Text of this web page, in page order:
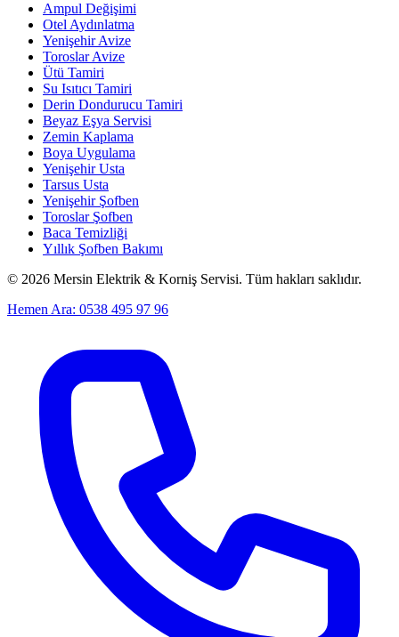
Ampul Değişimi
Otel Aydınlatma
Yenişehir Avize
Toroslar Avize
Ütü Tamiri
Su Isıtıcı Tamiri
Derin Dondurucu Tamiri
Beyaz Eşya Servisi
Zemin Kaplama
Boya Uygulama
Yenişehir Usta
Tarsus Usta
Yenişehir Şofben
Toroslar Şofben
Baca Temizliği
Yıllık Şofben Bakımı
© 2026 Mersin Elektrik & Korniş Servisi. Tüm hakları saklıdır.
Hemen Ara: 0538 495 97 96